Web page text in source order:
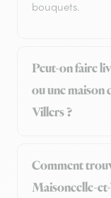
bouquets.
Peut-on faire
ou une maison
Villers ?
Comment
Maisoncelle-